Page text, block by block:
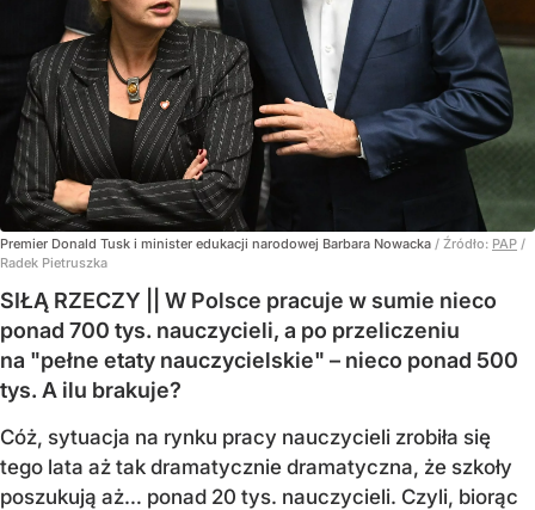
Premier Donald Tusk i minister edukacji narodowej Barbara Nowacka / Źródło: PAP /
Radek Pietruszka
SIŁĄ RZECZY || W Polsce pracuje w sumie nieco
ponad 700 tys. nauczycieli, a po przeliczeniu
na "pełne etaty nauczycielskie" – nieco ponad 500
tys. A ilu brakuje?
Cóż, sytuacja na rynku pracy nauczycieli zrobiła się
tego lata aż tak dramatycznie dramatyczna, że szkoły
poszukują aż… ponad 20 tys. nauczycieli. Czyli, biorąc